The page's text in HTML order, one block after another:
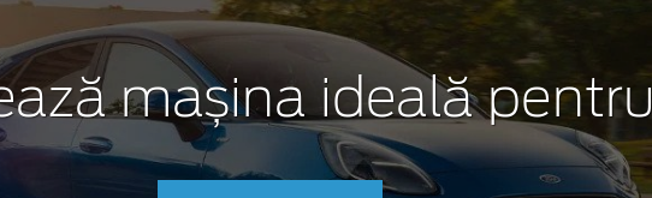
mașina ideală